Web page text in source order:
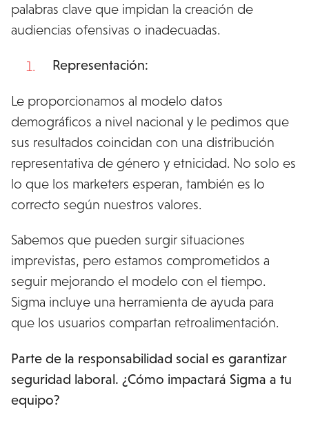
palabras clave que impidan la creación de
audiencias ofensivas o inadecuadas.
Representación:
Le proporcionamos al modelo datos
demográficos a nivel nacional y le pedimos que
sus resultados coincidan con una distribución
representativa de género y etnicidad. No solo es
lo que los marketers esperan, también es lo
correcto según nuestros valores.
Sabemos que pueden surgir situaciones
imprevistas, pero estamos comprometidos a
seguir mejorando el modelo con el tiempo.
Sigma incluye una herramienta de ayuda para
que los usuarios compartan retroalimentación.
Parte de la responsabilidad social es garantizar
seguridad laboral. ¿Cómo impactará Sigma a tu
equipo?